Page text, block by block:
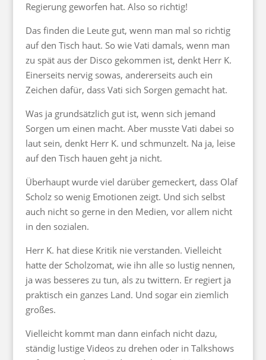
Regierung geworfen hat. Also so richtig!
Das finden die Leute gut, wenn man mal so richtig
auf den Tisch haut. So wie Vati damals, wenn man
zu spät aus der Disco gekommen ist, denkt Herr K.
Einerseits nervig sowas, andererseits auch ein
Zeichen dafür, dass Vati sich Sorgen gemacht hat.
Was ja grundsätzlich gut ist, wenn sich jemand
Sorgen um einen macht. Aber musste Vati dabei so
laut sein, denkt Herr K. und schmunzelt. Na ja, leise
auf den Tisch hauen geht ja nicht.
Überhaupt wurde viel darüber gemeckert, dass Olaf
Scholz so wenig Emotionen zeigt. Und sich selbst
auch nicht so gerne in den Medien, vor allem nicht
in den sozialen.
Herr K. hat diese Kritik nie verstanden. Vielleicht
hatte der Scholzomat, wie ihn alle so lustig nennen,
ja was besseres zu tun, als zu twittern. Er regiert ja
praktisch ein ganzes Land. Und sogar ein ziemlich
großes.
Vielleicht kommt man dann einfach nicht dazu,
ständig lustige Videos zu drehen oder in Talkshows